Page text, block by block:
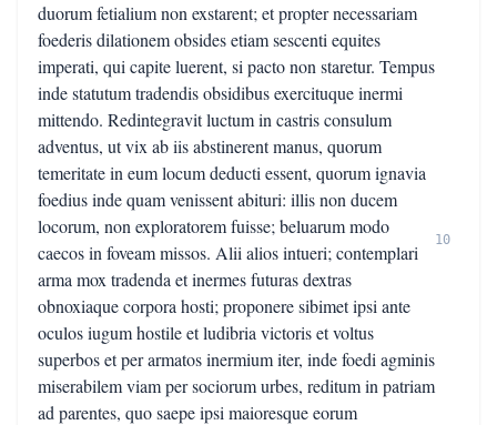
duorum fetialium non exstarent; et propter necessariam
foederis dilationem obsides etiam sescenti equites
imperati, qui capite luerent, si pacto non staretur. Tempus
inde statutum tradendis obsidibus exercituque inermi
mittendo. Redintegravit luctum in castris consulum
adventus, ut vix ab iis abstinerent manus, quorum
temeritate in eum locum deducti essent, quorum ignavia
foedius inde quam venissent abituri: illis non ducem
locorum, non exploratorem fuisse; beluarum modo
caecos in foveam missos. Alii alios intueri; contemplari
arma mox tradenda et inermes futuras dextras
obnoxiaque corpora hosti; proponere sibimet ipsi ante
oculos iugum hostile et ludibria victoris et voltus
superbos et per armatos inermium iter, inde foedi agminis
miserabilem viam per sociorum urbes, reditum in patriam
ad parentes, quo saepe ipsi maioresque eorum
10